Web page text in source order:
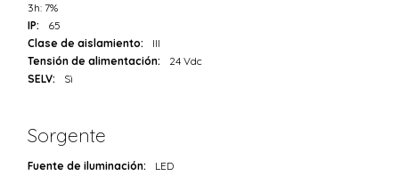
3h: 7%
IP:
65
Clase de aislamiento:
III
Tensión de alimentación:
24 Vdc
SELV:
Sì
Sorgente
Fuente de iluminación:
LED